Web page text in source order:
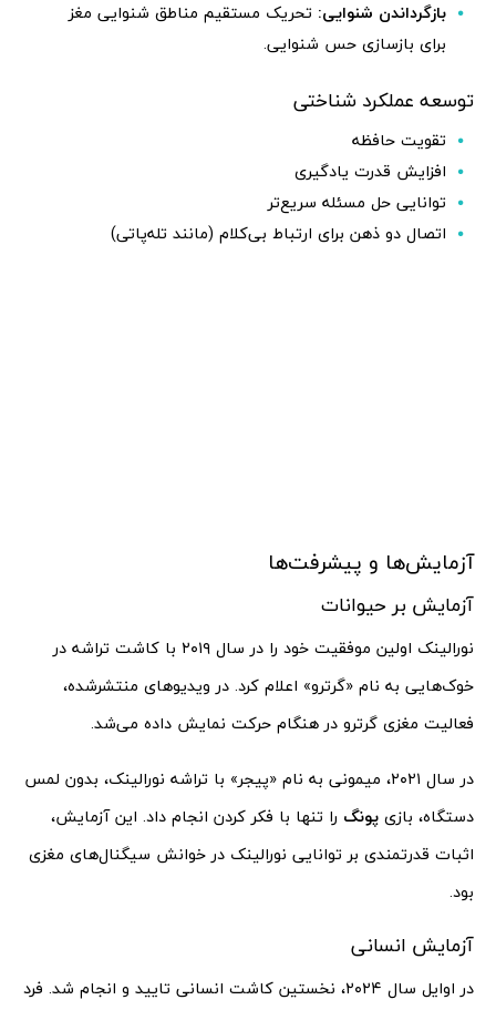
بازگرداندن شنوایی: تحریک مستقیم مناطق شنوایی مغز
برای بازسازی حس شنوایی.
توسعه عملکرد شناختی
تقویت حافظه
افزایش قدرت یادگیری
توانایی حل مسئله سریع‌تر
اتصال دو ذهن برای ارتباط بی‌کلام (مانند تله‌پاتی)
آزمایش‌ها و پیشرفت‌ها
آزمایش بر حیوانات
نورالینک اولین موفقیت خود را در سال ۲۰۱۹ با کاشت تراشه در
خوک‌هایی به نام «گرترو» اعلام کرد. در ویدیوهای منتشرشده،
فعالیت مغزی گرترو در هنگام حرکت نمایش داده می‌شد.
در سال ۲۰۲۱، میمونی به نام «پیجر» با تراشه نورالینک، بدون لمس
دستگاه، بازی پونگ را تنها با فکر کردن انجام داد. این آزمایش،
اثبات قدرتمندی بر توانایی نورالینک در خوانش سیگنال‌های مغزی
بود.
آزمایش انسانی
در اوایل سال ۲۰۲۴، نخستین کاشت انسانی تایید و انجام شد. فرد